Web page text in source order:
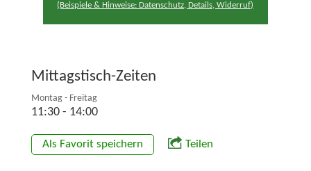
(Beispiele & Hinweise: Datenschutz, Details, Widerruf)
Mittagstisch-Zeiten
Montag - Freitag
11:30 - 14:00
Als Favorit speichern Teilen